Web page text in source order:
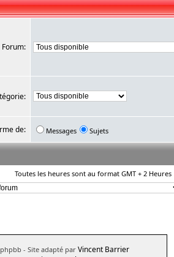
Forum:
de: Messages Sujets
Toutes les heures sont au format GMT + 2 Heures
- Site adapté par Vincent Barrier